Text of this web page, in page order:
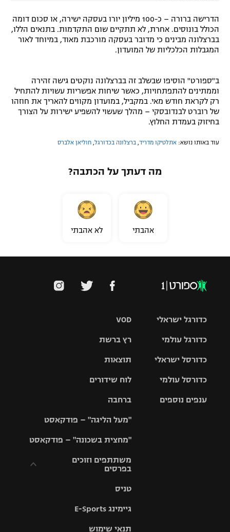
הדרישה ברורה – כ-100 מיליון יורו בעסקה ישירה, או סכום דומה
הכולל בונוסים. אחרת, לא תתקיים שום התקדמות. בתנאים הללו,
בברצלונה מבינים כי מדובר בעסקה מורכבת מאוד, במיוחד לאור
המגבלות הכלכליות של המועדון.
ב"ספורט" הוסיפו שבשלב זה בברצלונה נוקטים גישה זהירה
וממתינים להתפתחויות, כאשר שיחות אפשריות עשויות להתחיל
רק לקראת חודש מאי. במקביל, במועדון מקווים להאריך את חוזהו
של רוברט לבנדובסקי – מהלך שעשוי להשפיע ישירות על הצורך
בחיזוק בעמדת החלוץ.
עוד באותו נושא: אתלטיקו מדריד ברצלונה בכדורגל חוליאן אלברס
מה דעתך על הכתבה?
אהבתי לא אהבתי
VOD
רץ ברשת
תוצאות
לוח שידורים
ברחבה
"מעל הליגה" – פודקאסט
"מחצית בשכונה" – פודקאסט
משתתפים וזוכים
בפרסים
וזוכים בפרסים
תקנון עבור פעילות
טניס
גיימינג E-Sports
תנאי שימוש
כדורגל ישראלי
גביע הטוטו
כדורגל עולמי
האלופות
ליגה
כדורסל ישראלי
סל
כדורסל עולמי
ענפים נוספים